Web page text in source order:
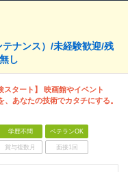
ナンス）/未経験歓迎/残
し
スタート】 映画館やイベント
、あなたの技術でカタチにする。
学歴不問 ベテランOK
賞与複数月 面接1回